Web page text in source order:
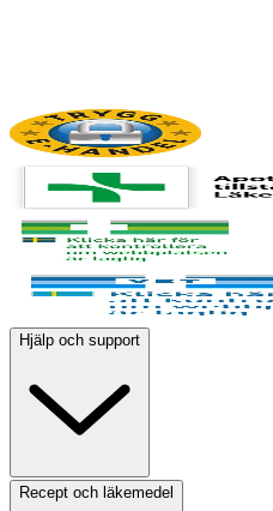
Hjälp och support
Recept och läkemedel